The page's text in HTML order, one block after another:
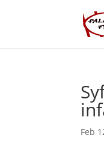
Feb